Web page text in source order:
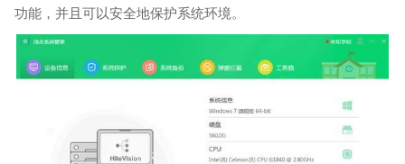
功能，并且可以安全地保护系统环境。